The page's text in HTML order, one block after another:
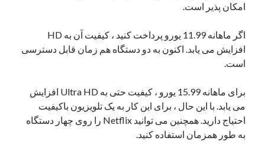
امکان پذیر است.
اگر ماهانه 11.99 یورو پرداخت کنید ، کیفیت آن به HD
افزایش می یابد. اکنون به دو دستگاه هم زمان قابل دسترسی
است.
برای ماهانه 15.99 یورو ، کیفیت حتی به Ultra HD افزایش
می یابد. با این حال ، برای این کار به یک تلویزیون باکیفیت
احتیاج دارید. همچنین می توانید Netflix را روی چهار دستگاه
به طور همزمان استفاده کنید.